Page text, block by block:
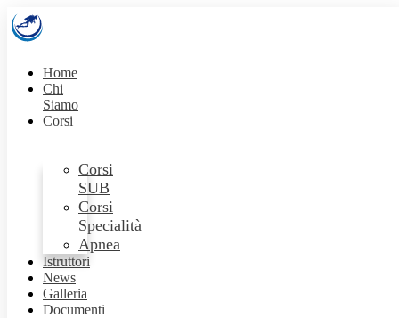
Home
Chi
Siamo
Corsi
Corsi
SUB
Corsi
Specialità
Apnea
Istruttori
News
Galleria
Documenti